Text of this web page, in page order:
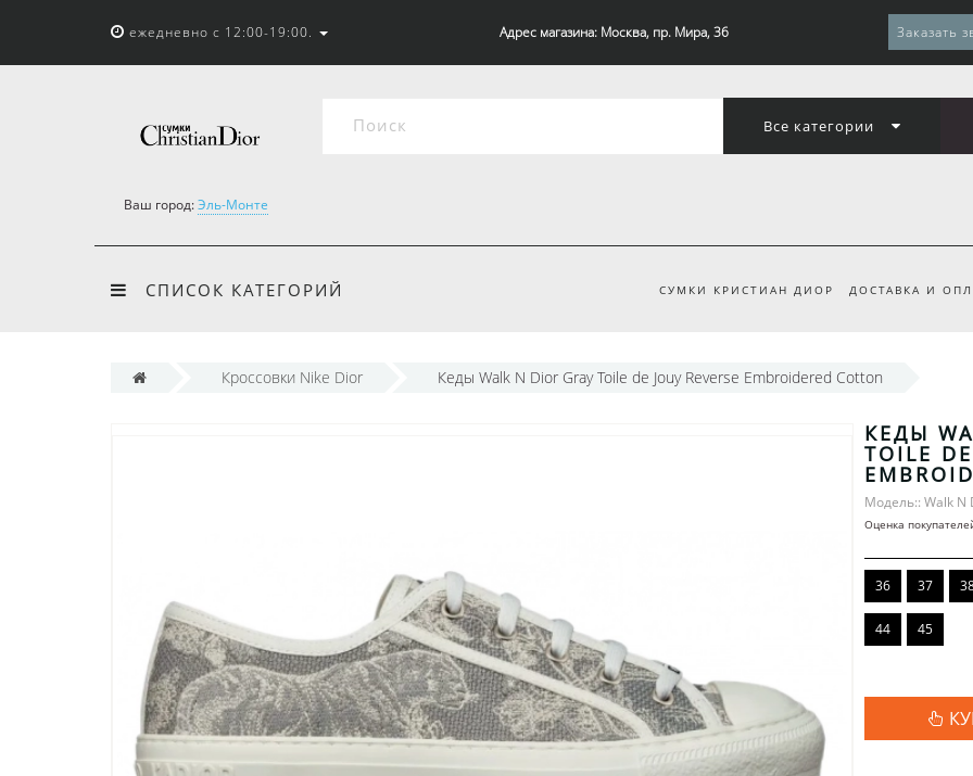
ежедневно с 12:00-19:00. Адрес магазина: Москва, пр. Мира, 36 Заказать
Все категории
Ваш город:Эль-Монте
СПИСОК КАТЕГОРИЙ СУМКИ КРИСТИАН ДИОР ДОСТАВКА И
Кроссовки Nike Dior Кеды Walk N Dior Gray Toile de Jouy Reverse Embroidered Cotton
КЕДЫ
TOILE
Модель:: Walk N
Оценка
36 37
44 45